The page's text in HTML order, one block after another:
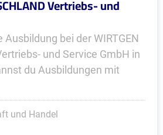
Vertriebs- und
bei der WIRTGEN
und Service GmbH in
du Ausbildungen mit
und Handel